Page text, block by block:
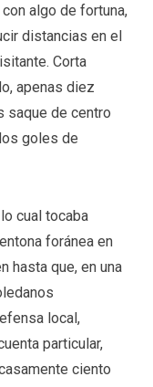
algo de fortuna,
distancias en el
Corta
apenas diez
saque de centro
goles de
cual tocaba
foránea en
hasta que, en una
local,
particular,
ciento